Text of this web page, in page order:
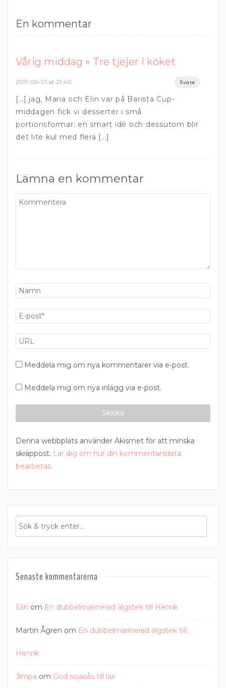
En kommentar
Vårig middag » Tre tjejer i köket
2011-05-01 at 21:40 Svara
[…] jag, Maria och Elin var på Barista Cup-
middagen fick vi desserter i små
portionsformar; en smart idé och dessutom blir
det lite kul med flera […]
Lämna en kommentar
Meddela mig om nya kommentarer via e-post.
Meddela mig om nya inlägg via e-post.
Denna webbplats använder Akismet för att minska
skräppost. Lär dig om hur din kommentarsdata
bearbetas.
Senaste kommentarerna
Elin om En dubbelmarinerad älgstek till Henrik
Martin Ågren om En dubbelmarinerad älgstek till
Henrik
Jimpa om God sojasås till lax